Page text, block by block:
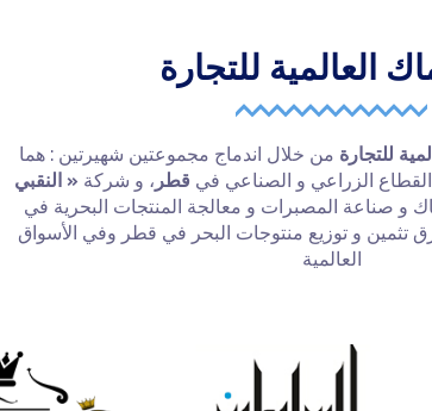
العالمية للتجارة
للتجارة من خلال اندماج مجموعتين شهيرتين : هما
القطاع الزراعي و الصناعي في قطر، و شركة « النقبي
و صناعة المصبرات و معالجة المنتجات البحرية في
تثمين و توزيع منتوجات البحر في قطر وفي الأسواق
العالمية